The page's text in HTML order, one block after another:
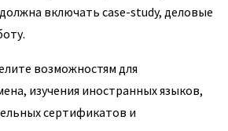
включать case-study, деловые
возможностям для
изучения иностранных языков,
сертификатов и